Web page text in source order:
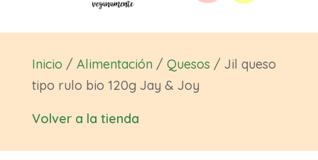
Inicio / Alimentación/ Quesos / Jil queso
tipo rulo bio 120g Jay & Joy
Volver a la tienda